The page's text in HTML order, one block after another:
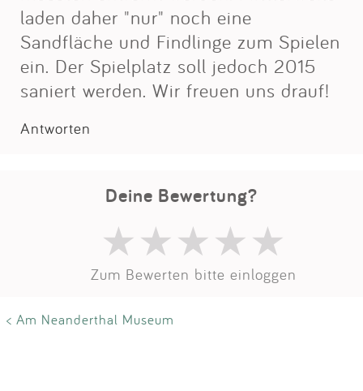
Impressum
Anmelden
laden daher "nur" noch eine
Sandfläche und Findlinge zum Spielen
ein. Der Spielplatz soll jedoch 2015
saniert werden. Wir freuen uns drauf!
Antworten
Deine Bewertung?
Zum Bewerten bitte einloggen
< Am Neanderthal Museum